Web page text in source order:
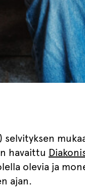
selvityksen
havaittu
olevia ja
ajan.